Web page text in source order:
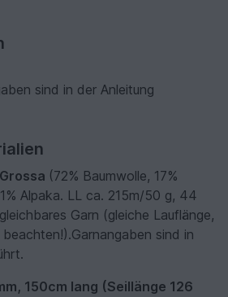
sind in der Anleitung
(72% Baumwolle, 17%
Alpaka. LL ca. 215m/50 g, 44
Garn (gleiche Lauflänge,
sind in
150cm lang (Seillänge 126